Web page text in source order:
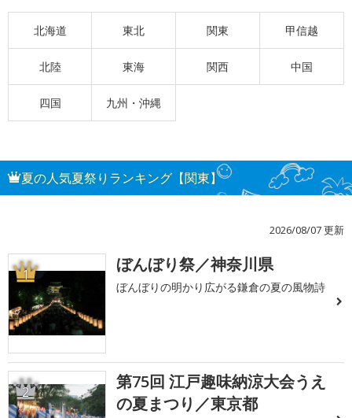
北海道 東北 関東 甲信越
北陸 東海 関西 中国
四国 九州・沖縄
夏の人気夏祭りランキング【関東】
2026/08/07 更新
1 ぼんぼり祭／神奈川県
ぼんぼりの明かり広がる鎌倉の夏の風物詩
2
第75回 江戸趣味納涼大会うえ
の夏まつり／東京都